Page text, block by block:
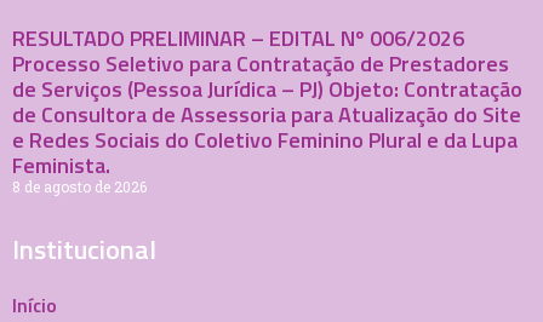
RESULTADO PRELIMINAR – EDITAL Nº 006/2026
Processo Seletivo para Contratação de Prestadores
de Serviços (Pessoa Jurídica – PJ) Objeto: Contratação
de Consultora de Assessoria para Atualização do Site
e Redes Sociais do Coletivo Feminino Plural e da Lupa
Feminista.
8 de agosto de 2026
Institucional
Início